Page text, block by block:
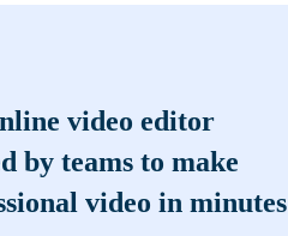
video editor
by teams to make
video in minutes